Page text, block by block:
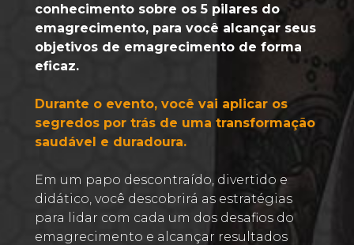
conhecimento sobre os 5 pilares do
emagrecimento, para você alcançar seus
objetivos de emagrecimento de forma
eficaz.
Durante o evento, você vai aplicar os
segredos por trás de uma transformação
saudável e duradoura.
Em um papo descontraído, divertido e
didático, você descobrirá as estratégias
para lidar com cada um dos desafios do
emagrecimento e alcançar resultados